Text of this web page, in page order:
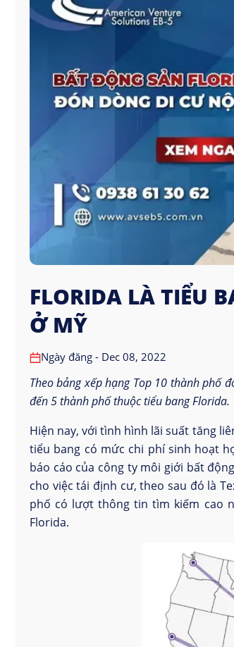
FLORIDA LÀ TIỂU
Ở MỸ
Ngày đăng - Dec 08, 2022
Theobảng xếp hạng Top 10 thành phố
đến 5 thành phố thuộc tiểu bang Florida.
Hiện nay, với tình hình lãi suất tăng
tiểu bang có mức chi phí sinh hoạt
báo cáo của công ty môi giới bất
cho việc tái định cư, theo sau đó là
phố có lượt thông tin tìm kiếm cao
Florida.